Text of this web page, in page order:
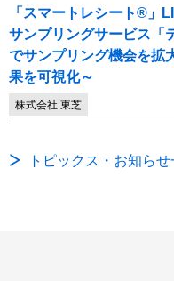
「スマートレシート®」
サンプリングサービス「
でサンプリング機会を拡
果を可視化～
株式会社 東芝
トピックス・お知らせ